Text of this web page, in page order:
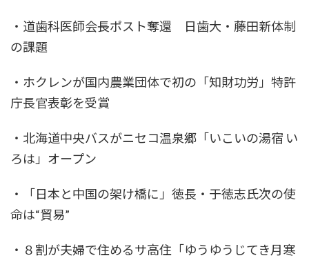
・道歯科医師会長ポスト奪還 日歯大・藤田新体制
の課題
・ホクレンが国内農業団体で初の「知財功労」特許
庁長官表彰を受賞
・北海道中央バスがニセコ温泉郷「いこいの湯宿 い
ろは」オープン
・「日本と中国の架け橋に」徳長・于徳志氏次の使
命は“貿易”
・８割が夫婦で住めるサ高住「ゆうゆうじてき月寒